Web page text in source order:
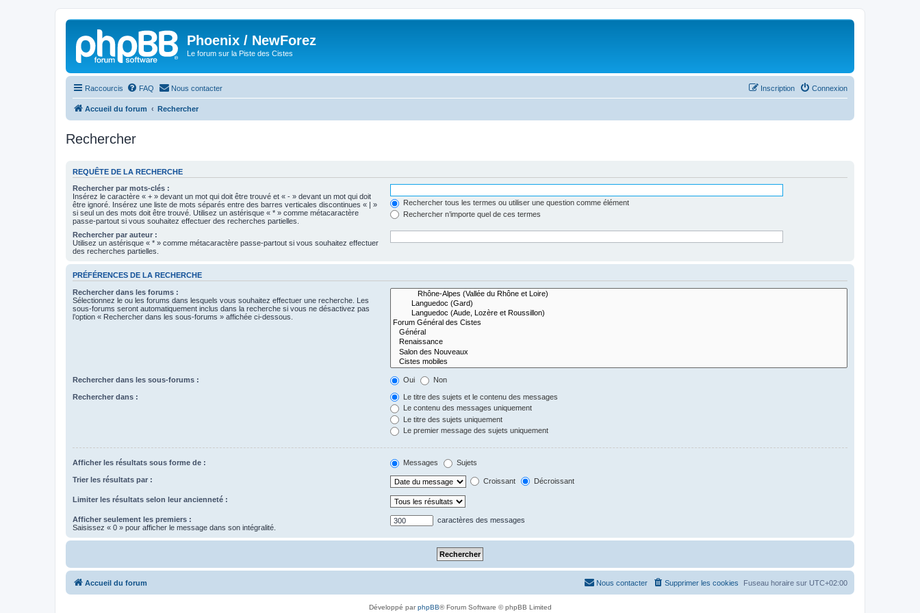
Phoenix / NewForez
Le forum sur la Piste des Cistes
Raccourcis FAQ Nous contacter Connexion
Inscription
Accueil du forum Rechercher
Rechercher
REQUÊTE DE LA RECHERCHE
Rechercher par mots-clés :
Insérez le caractère « + » devant un mot qui doit être trouvé et « - » devant un mot qui doit
être ignoré. Insérez une liste de mots séparés entre des barres verticales discontinues « | »
si seul un des mots doit être trouvé. Utilisez un astérisque « * » comme métacaractère
passe-partout si vous souhaitez effectuer des recherches partielles.
Rechercher tous les termes ou utiliser une question comme élément
Rechercher n’importe quel de ces termes
Rechercher par auteur :
Utilisez un astérisque « * » comme métacaractère passe-partout si vous souhaitez effectuer
des recherches partielles.
PRÉFÉRENCES DE LA RECHERCHE
Rechercher dans les forums :
Sélectionnez le ou les forums dans lesquels vous souhaitez effectuer une recherche. Les
sous-forums seront automatiquement inclus dans la recherche si vous ne désactivez pas
l’option « Rechercher dans les sous-forums » affichée ci-dessous.
Rechercher dans les sous-forums : Oui Non
Rechercher dans :
Le titre des sujets et le contenu des messages
Le contenu des messages uniquement
Le titre des sujets uniquement
Le premier message des sujets uniquement
Afficher les résultats sous forme de : Messages Sujets
Trier les résultats par : Croissant Décroissant
Limiter les résultats selon leur ancienneté :
Afficher seulement les premiers :
Saisissez « 0 » pour afficher le message dans son intégralité.
caractères des messages
Accueil du forum Fuseau horaire sur UTC+02:00
Supprimer les cookies
Nous contacter
Développé parphpBB® Forum Software © phpBB Limited